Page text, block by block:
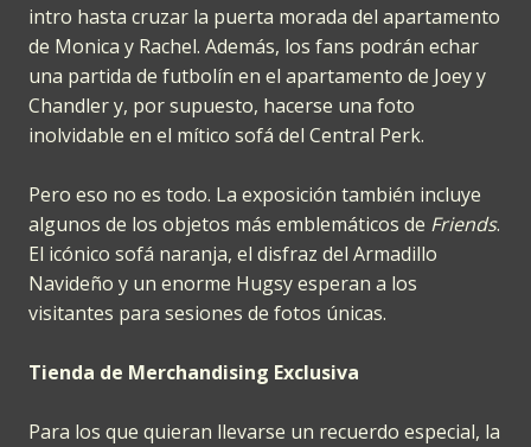
intro hasta cruzar la puerta morada del apartamento
de Monica y Rachel. Además, los fans podrán echar
una partida de futbolín en el apartamento de Joey y
Chandler y, por supuesto, hacerse una foto
inolvidable en el mítico sofá del Central Perk.
Pero eso no es todo. La exposición también incluye
algunos de los objetos más emblemáticos de Friends.
El icónico sofá naranja, el disfraz del Armadillo
Navideño y un enorme Hugsy esperan a los
visitantes para sesiones de fotos únicas.
Tienda de Merchandising Exclusiva
Para los que quieran llevarse un recuerdo especial, la